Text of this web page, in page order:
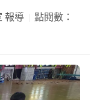
報導
點閱數：